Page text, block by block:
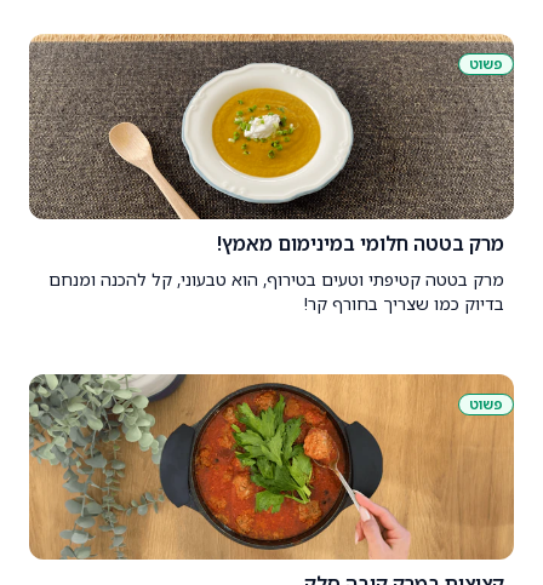
פשוט
מרק בטטה חלומי במינימום מאמץ!
מרק בטטה קטיפתי וטעים בטירוף, הוא טבעוני, קל להכנה ומנחם
בדיוק כמו שצריך בחורף קר!
פשוט